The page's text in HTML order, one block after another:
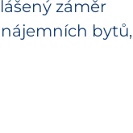
záměr
nájemních bytů,